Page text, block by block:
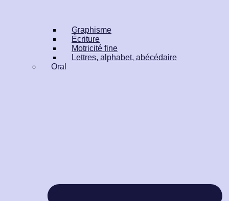
Graphisme
Écriture
Motricité fine
Lettres, alphabet, abécédaire
Oral